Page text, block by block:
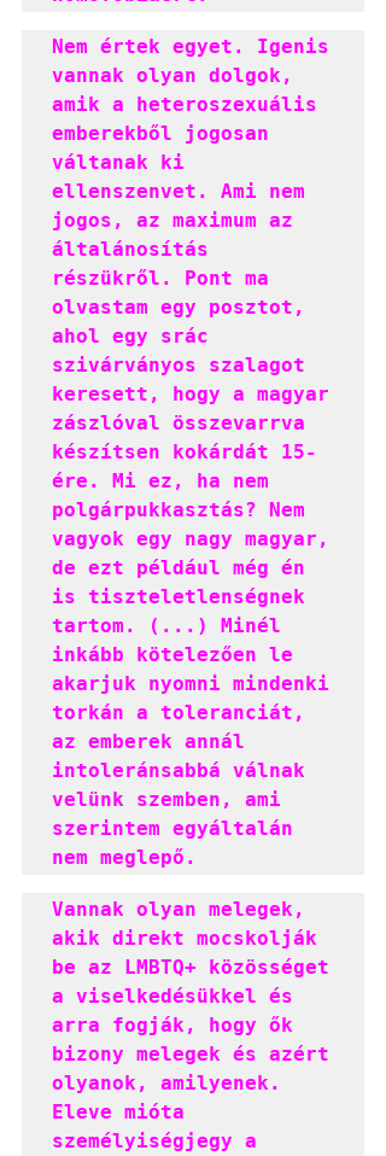
Nem értek egyet. Igenis
vannak olyan dolgok,
amik a heteroszexuális
emberekből jogosan
váltanak ki
ellenszenvet. Ami nem
jogos, az maximum az
általánosítás
részükről. Pont ma
olvastam egy posztot,
ahol egy srác
szivárványos szalagot
keresett, hogy a magyar
zászlóval összevarrva
készítsen kokárdát 15-
ére. Mi ez, ha nem
polgárpukkasztás? Nem
vagyok egy nagy magyar,
de ezt például még én
is tiszteletlenségnek
tartom. (...) Minél
inkább kötelezően le
akarjuk nyomni mindenki
torkán a toleranciát,
az emberek annál
intoleránsabbá válnak
velünk szemben, ami
szerintem egyáltalán
nem meglepő.
Vannak olyan melegek,
akik direkt mocskolják
be az LMBTQ+ közösséget
a viselkedésükkel és
arra fogják, hogy ők
bizony melegek és azért
olyanok, amilyenek.
Eleve mióta
személyiségjegy a